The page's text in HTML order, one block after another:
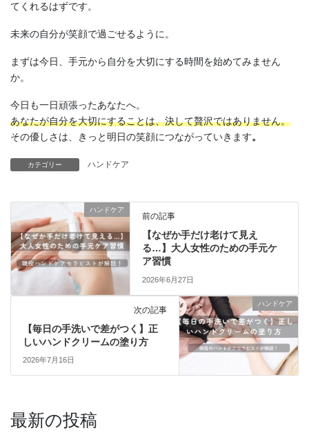
てくれるはずです。
未来の自分が笑顔で過ごせるように。
まずは今日、手元から自分を大切にする時間を始めてみません
か。
今日も一日頑張ったあなたへ。
あなたが自分を大切にすることは、決して贅沢ではありません。
その優しさは、きっと明日の笑顔につながっていきます。
カテゴリー ハンドケア
ハンドケア
前の記事
【なぜか手だけ老けて見え
る…】大人女性のための手元ケ
ア習慣
2026年6月27日
ハンドケア
次の記事
【毎日の手洗いで差がつく】正
しいハンドクリームの塗り方
2026年7月16日
最新の投稿